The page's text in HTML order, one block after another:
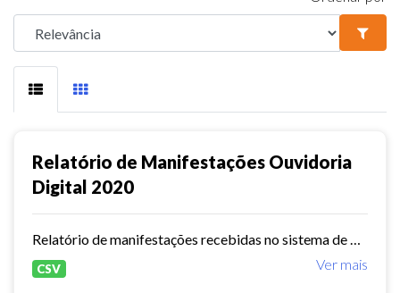
Relatório de Manifestações Ouvidoria
Digital 2020
Ver mais
CSV